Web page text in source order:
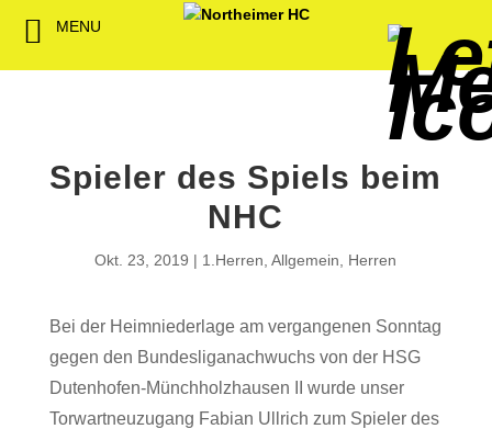
Spieler des Spiels beim
NHC
Okt. 23, 2019 1.Herren ,Allgemein Herren
Bei der Heimniederlage am vergangenen Sonntag
gegen den Bundesliganachwuchs von der HSG
Dutenhofen-Münchholzhausen II wurde unser
Torwartneuzugang Fabian Ullrich zum Spieler des
MENU
Back Back
1. Herren
2. Herren
1. Damen
Back
Weibliche
Minis &
Spielbetrieb
Back
NHC
Back
Spieltagssponsoren
Jobbörse
Hallenheft
Back
Back Back
Vorstand
Satzung
FWD
Back
Back
Download
Kooperationen
Termine
Back